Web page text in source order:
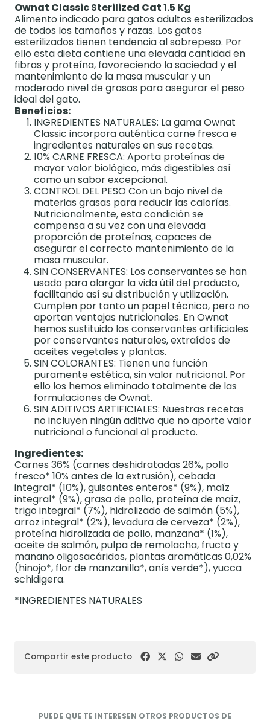
Ownat Classic Sterilized Cat 1.5 Kg
Alimento indicado para gatos adultos esterilizados
de todos los tamaños y razas. Los gatos
esterilizados tienen tendencia al sobrepeso. Por
ello esta dieta contiene una elevada cantidad en
fibras y proteína, favoreciendo la saciedad y el
mantenimiento de la masa muscular y un
moderado nivel de grasas para asegurar el peso
ideal del gato.
Beneficios:
INGREDIENTES NATURALES: La gama Ownat
Classic incorpora auténtica carne fresca e
ingredientes naturales en sus recetas.
10% CARNE FRESCA: Aporta proteínas de
mayor valor biológico, más digestibles así
como un sabor excepcional.
CONTROL DEL PESO Con un bajo nivel de
materias grasas para reducir las calorías.
Nutricionalmente, esta condición se
compensa a su vez con una elevada
proporción de proteínas, capaces de
asegurar el correcto mantenimiento de la
masa muscular.
SIN CONSERVANTES: Los conservantes se han
usado para alargar la vida útil del producto,
facilitando así su distribución y utilización.
Cumplen por tanto un papel técnico, pero no
aportan ventajas nutricionales. En Ownat
hemos sustituido los conservantes artificiales
por conservantes naturales, extraídos de
aceites vegetales y plantas.
SIN COLORANTES: Tienen una función
puramente estética, sin valor nutricional. Por
ello los hemos eliminado totalmente de las
formulaciones de Ownat.
SIN ADITIVOS ARTIFICIALES: Nuestras recetas
no incluyen ningún aditivo que no aporte valor
nutricional o funcional al producto.
Ingredientes:
Carnes 36% (carnes deshidratadas 26%, pollo
fresco* 10% antes de la extrusión), cebada
integral* (10%), guisantes enteros* (9%), maíz
integral* (9%), grasa de pollo, proteína de maíz,
trigo integral* (7%), hidrolizado de salmón (5%),
arroz integral* (2%), levadura de cerveza* (2%),
proteína hidrolizada de pollo, manzana* (1%),
aceite de salmón, pulpa de remolacha, fructo y
manano oligosacáridos, plantas aromáticas 0,02%
(hinojo*, flor de manzanilla*, anís verde*), yucca
schidigera.
*INGREDIENTES NATURALES
Compartir este producto
PUEDE QUE TE INTERESEN OTROS PRODUCTOS DE